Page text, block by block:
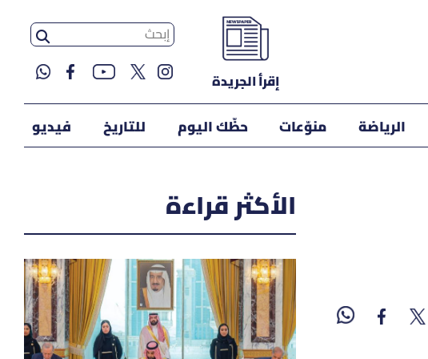
إقرأ الجريدة
الرياضة منوّعات حظّك اليوم للتاريخ فيديو
الأكثر قراءة